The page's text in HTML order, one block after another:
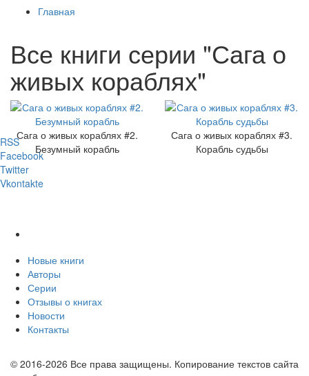
Главная
Все книги серии "Сага о
живых кораблях"
Сага о живых кораблях #2.
Безумный корабль
Сага о живых кораблях #3.
Корабль судьбы
RSS
Facebook
Twitter
Vkontakte
Новые книги
Авторы
Серии
Отзывы о книгах
Новости
Контакты
© 2016-2026 Все права защищены. Копирование текстов сайта